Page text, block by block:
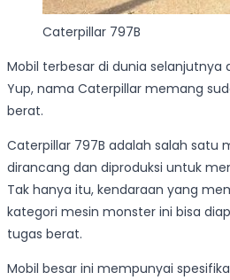
Caterpillar 797B
Mobil terbesar di dunia selanjutnya
Yup, nama Caterpillar memang
berat.
Caterpillar 797B adalah salah satu
dirancang dan diproduksi untuk
Tak hanya itu, kendaraan yang
kategori mesin monster ini bisa
tugas berat.
Mobil besar ini mempunyai